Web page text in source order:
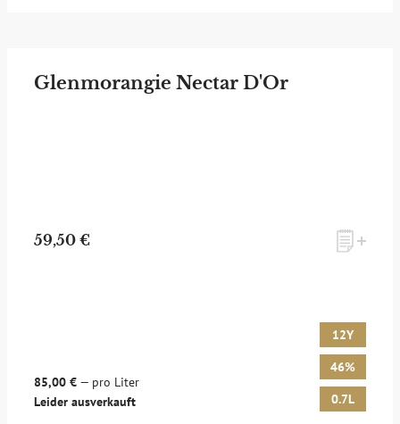
Glenmorangie Nectar D'Or
59,50 €
85,00 € — pro Liter
Leider ausverkauft
12Y
46%
0.7L